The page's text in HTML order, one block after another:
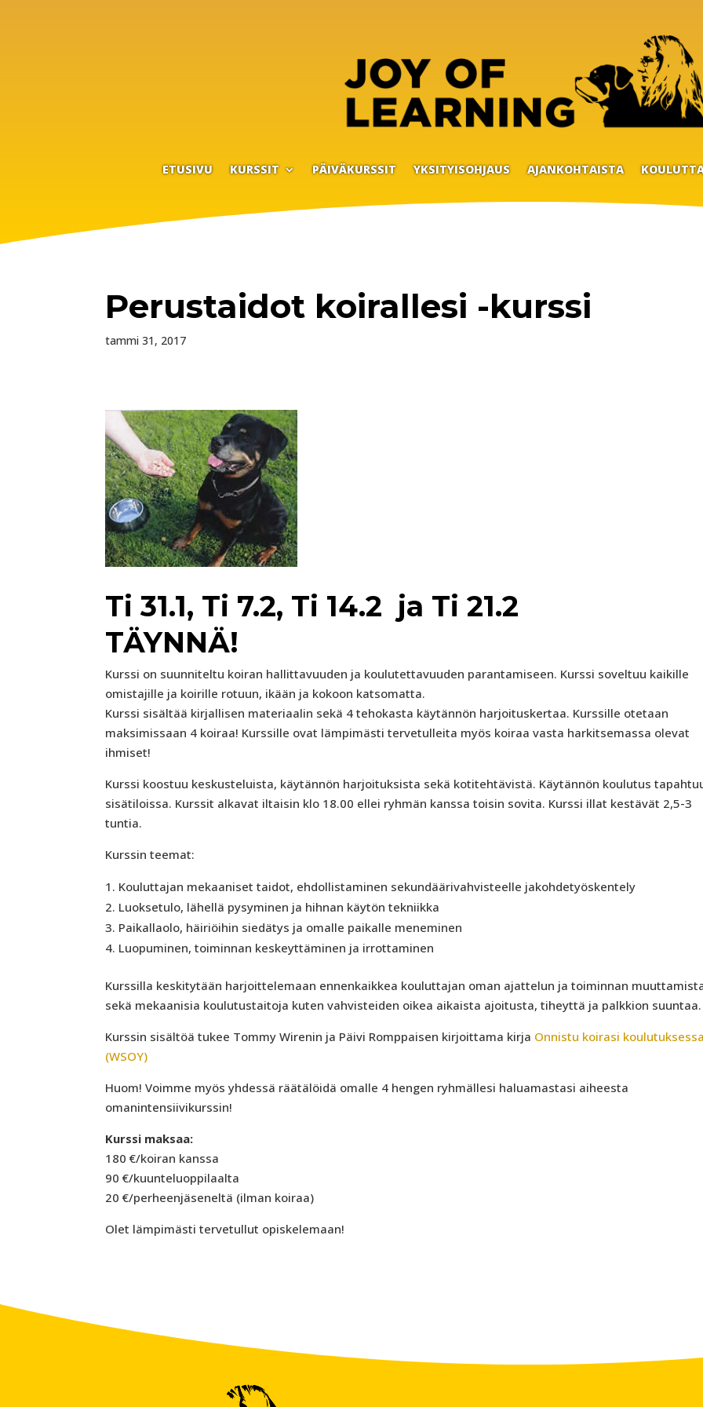
ETUSIVU KURSSIT PÄIVÄKURSSIT YKSITYISOHJAUS AJANKOHTAISTA
Perustaidot koirallesi -kurssi
tammi 31, 2017
Ti 31.1, Ti 7.2, Ti 14.2 ja Ti 21.2
TÄYNNÄ!
Kurssi on suunniteltu koiran hallittavuuden ja koulutettavuuden parantamiseen. Kurssi soveltuu kaikille
omistajille ja koirille rotuun, ikään ja kokoon katsomatta.
Kurssi sisältää kirjallisen materiaalin sekä 4 tehokasta käytännön harjoituskertaa. Kurssille otetaan
maksimissaan 4 koiraa! Kurssille ovat lämpimästi tervetulleita myös koiraa vasta harkitsemassa olevat
ihmiset!
Kurssi koostuu keskusteluista, käytännön harjoituksista sekä kotitehtävistä. Käytännön koulutus
sisätiloissa. Kurssit alkavat iltaisin klo 18.00 ellei ryhmän kanssa toisin sovita. Kurssi illat kestävät 2,5-3
tuntia.
Kurssin teemat:
Kouluttajan mekaaniset taidot, ehdollistaminen sekundäärivahvisteelle jakohdetyöskentely
Luoksetulo, lähellä pysyminen ja hihnan käytön tekniikka
Paikallaolo, häiriöihin siedätys ja omalle paikalle meneminen
Luopuminen, toiminnan keskeyttäminen ja irrottaminen
Kurssilla keskitytään harjoittelemaan ennenkaikkea kouluttajan oman ajattelun ja toiminnan
sekä mekaanisia koulutustaitoja kuten vahvisteiden oikea aikaista ajoitusta, tiheyttä ja palkkion suuntaa.
Kurssin sisältöä tukee Tommy Wirenin ja Päivi Romppaisen kirjoittama kirja Onnistu koirasi koulutuksessa
(WSOY)
Huom! Voimme myös yhdessä räätälöidä omalle 4 hengen ryhmällesi haluamastasi aiheesta
omanintensiivikurssin!
Kurssi maksaa:
180 €/koiran kanssa
90 €/kuunteluoppilaalta
20 €/perheenjäseneltä (ilman koiraa)
Olet lämpimästi tervetullut opiskelemaan!